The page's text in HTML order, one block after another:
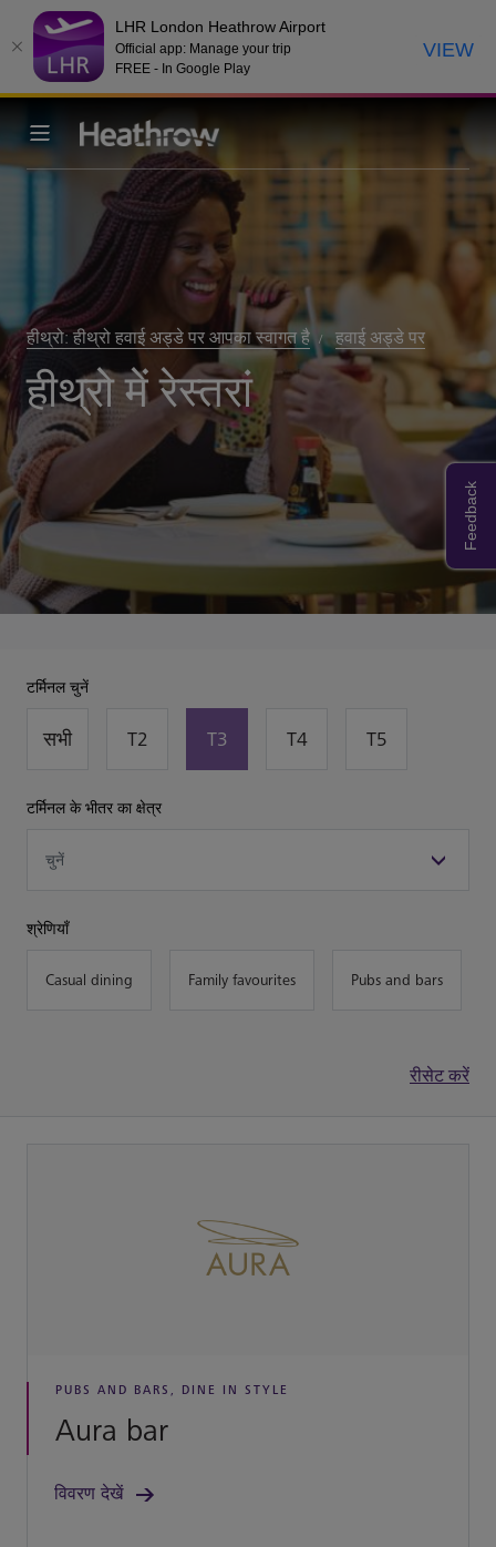
LHR London Heathrow Airport
Official app: Manage your trip
FREE - In Google Play
VIEW
हीथ्रो: हीथ्रो हवाई अड्डे पर आपका स्वागत है हवाई अड्डे पर
हीथ्रो में रेस्तरां
टर्मिनल चुनें
सभी T2 T3 T4 T5
टर्मिनल के भीतर का क्षेत्र
श्रेणियाँ
Casual dining Family favourites Pubs and bars
रीसेट करें
PUBS AND BARS, DINE IN STYLE
Aura bar
विवरण देखें
Feedback